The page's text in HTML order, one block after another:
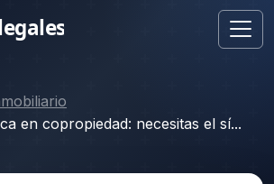
en copropiedad: necesitas el sí...